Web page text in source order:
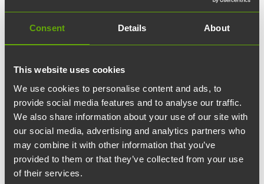
Consent Details About
This website uses cookies
We use cookies to personalise content and ads, to
provide social media features and to analyse our traffic.
We also share information about your use of our site with
our social media, advertising and analytics partners who
may combine it with other information that you’ve
provided to them or that they’ve collected from your use
of their services.
kansainväliseksi toimijaksi, jos tuotteet ovat
huippuluokkaa. Lisäksi tarvitaan rohkeutta,
sopeutumiskykyä ja sitkeyttä. Brändiä pitää
jalkatyö on tarpeen.
Turkulaiset juuret omaavaTelesteon
seitsemänkymmenen vuoden mittaisen
historiansa aikana muuttanut muotoaan monta
kertaa.